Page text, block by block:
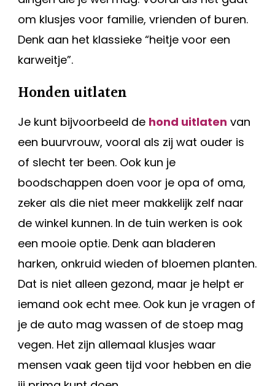
om klusjes voor familie, vrienden of buren.
Denk aan het klassieke “heitje voor een
karweitje”.
Honden uitlaten
Je kunt bijvoorbeeld de hond uitlaten van
een buurvrouw, vooral als zij wat ouder is
of slecht ter been. Ook kun je
boodschappen doen voor je opa of oma,
zeker als die niet meer makkelijk zelf naar
de winkel kunnen. In de tuin werken is ook
een mooie optie. Denk aan bladeren
harken, onkruid wieden of bloemen planten.
Dat is niet alleen gezond, maar je helpt er
iemand ook echt mee. Ook kun je vragen of
je de auto mag wassen of de stoep mag
vegen. Het zijn allemaal klusjes waar
mensen vaak geen tijd voor hebben en die